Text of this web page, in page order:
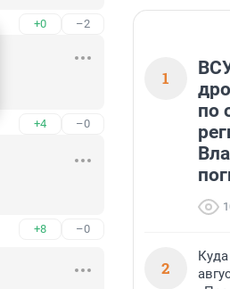
+0 –2
+4 –0
+8 –0
1
по
2